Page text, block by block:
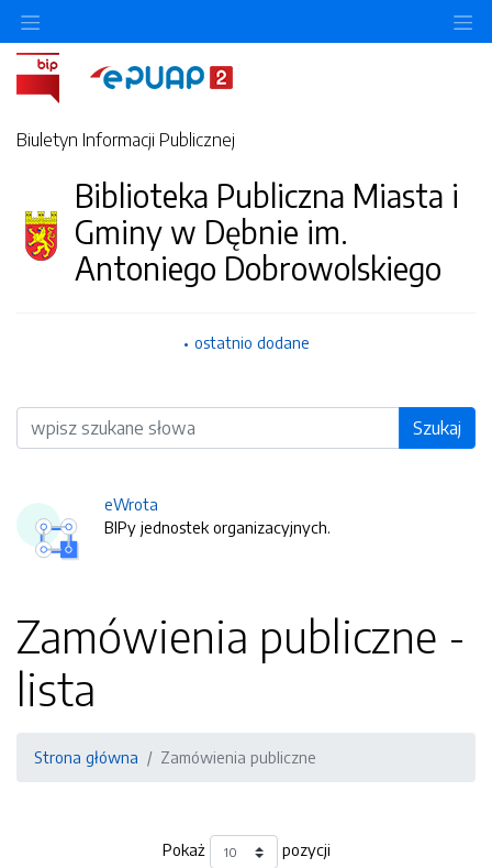
Biuletyn Informacji Publicznej
Biblioteka Publiczna Miasta i
Gminy w Dębnie im.
Antoniego Dobrowolskiego
ostatnio dodane
Wyszukiwarka Szukaj
eWrota
BIPy jednostek organizacyjnych.
Zamówienia publiczne -
lista
Strona główna Zamówienia publiczne
Pokaż pozycji